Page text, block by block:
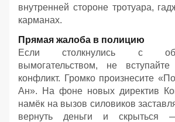
внутренней стороне тротуара,
карманах.
Прямая жалоба в полицию
Если столкнулись с
вымогательством, не
конфликт. Громко произнесите
Ан». На фоне новых директив
намёк на вызов силовиков
вернуть деньги и скрыться